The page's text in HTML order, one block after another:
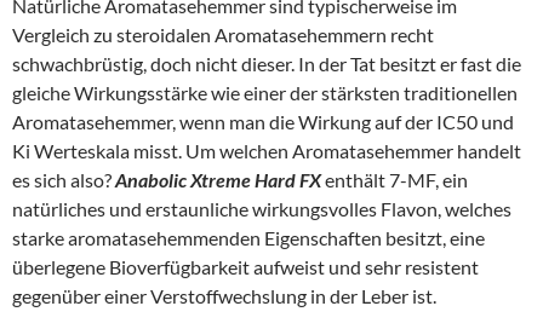
Natürliche Aromatasehemmer sind typischerweise im
Vergleich zu steroidalen Aromatasehemmern recht
schwachbrüstig, doch nicht dieser. In der Tat besitzt er fast die
gleiche Wirkungsstärke wie einer der stärksten traditionellen
Aromatasehemmer, wenn man die Wirkung auf der IC50 und
Ki Werteskala misst. Um welchen Aromatasehemmer handelt
es sich also?Anabolic Xtreme Hard FXenthält 7-MF, ein
natürliches und erstaunliche wirkungsvolles Flavon, welches
starke aromatasehemmenden Eigenschaften besitzt, eine
überlegene Bioverfügbarkeit aufweist und sehr resistent
gegenüber einer Verstoffwechslung in der Leber ist.